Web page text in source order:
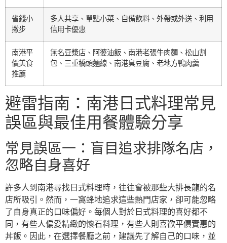
省錢小
撇步
多人共享、單點小菜、自備飲料、外帶或外送、利用
信用卡優惠
南港平
價美食
推薦
無名豆漿店、阿婆油飯、南港老張牛肉麵、松山割
包、三重橋頭麵線、南港臭豆腐、老地方鴨肉羹
避雷指南：南港日式料理常見
誤區與最佳用餐體驗分享
常見誤區一：盲目追求排隊名店，
忽略自身喜好
許多人到南港尋找日式料理時，往往會被那些大排長龍的名
店所吸引。然而，一窩蜂地追求這些熱門店家，卻可能忽略
了自身真正的口味偏好。每個人對於日式料理的喜好都不
同，有些人偏愛精緻的懷石料理，有些人則喜歡平價實惠的
丼飯。因此，在選擇餐廳之前，建議先了解自己的口味，並